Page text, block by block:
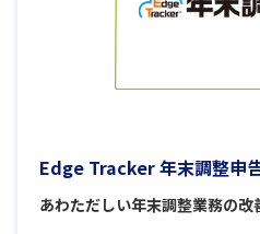
Edge Tracker 年末調整申
あわただしい年末調整業務の改